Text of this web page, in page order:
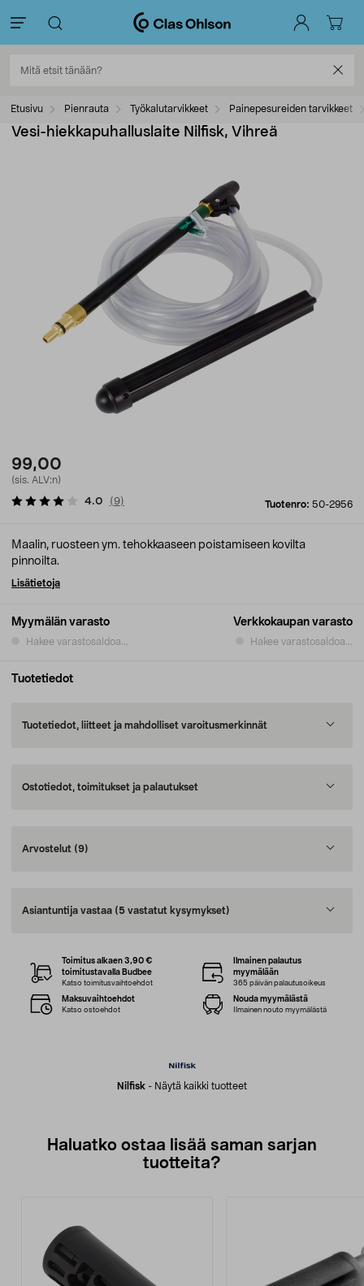
Etusivu Pienrauta Työkalutarvikkeet Painepesureiden tarvikkeet
Vesi-hiekkapuhalluslaite Nilfisk, Vihreä
99,00
(sis. ALV:n)
Tuotenro: 50-2956
4.0 (9)
Myymälän varasto
Hakee varastosaldoa...
Verkkokaupan varasto
Hakee varastosaldoa...
Maalin, ruosteen ym. tehokkaaseen poistamiseen kovilta
pinnoilta.
Lisätietoja
Tuotetiedot
Tuotetiedot, liitteet ja mahdolliset varoitusmerkinnät
Ostotiedot, toimitukset ja palautukset
Arvostelut (9)
Asiantuntija vastaa (5 vastatut kysymykset)
Nilfisk - Näytä kaikki tuotteet
Toimitus alkaen 3,90 €
toimitustavalla Budbee
Katso toimitusvaihtoehdot
Ilmainen palautus
myymälään
365 päivän palautusoikeus
Maksuvaihtoehdot
Katso ostoehdot
Nouda myymälästä
Ilmainen nouto myymälästä
Haluatko ostaa lisää saman sarjan
tuotteita?